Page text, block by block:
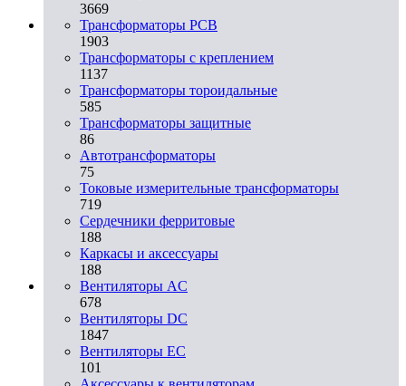
3669
Трансформаторы PCB
1903
Трансформаторы с креплением
1137
Трансформаторы тороидальные
585
Трансформаторы защитные
86
Автотрансформаторы
75
Токовые измерительные трансформаторы
719
Сердечники ферритовые
188
Каркасы и аксессуары
188
Вентиляторы AC
678
Вентиляторы DC
1847
Вентиляторы EC
101